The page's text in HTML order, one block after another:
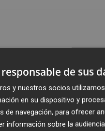
del Ayuntamiento
2024' , dirigida a
de 4.000 euros por
menos una de las
de sus
y nuestros socios
en su dispositivo y
de navegación, para ofrecer
información sobre la